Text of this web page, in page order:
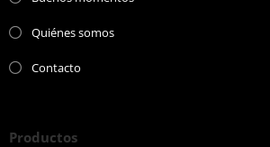
Quiénes somos
Contacto
Productos